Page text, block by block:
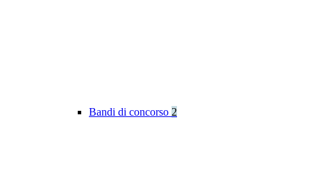
Bandi di concorso 2